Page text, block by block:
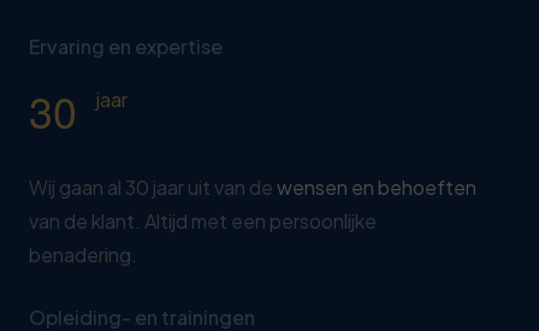
Ervaring en expertise
30 jaar
Wij gaan al 30 jaar uit van dewensen en behoeften
van de klant. Altijd met een persoonlijke
benadering.
Opleiding- en trainingen